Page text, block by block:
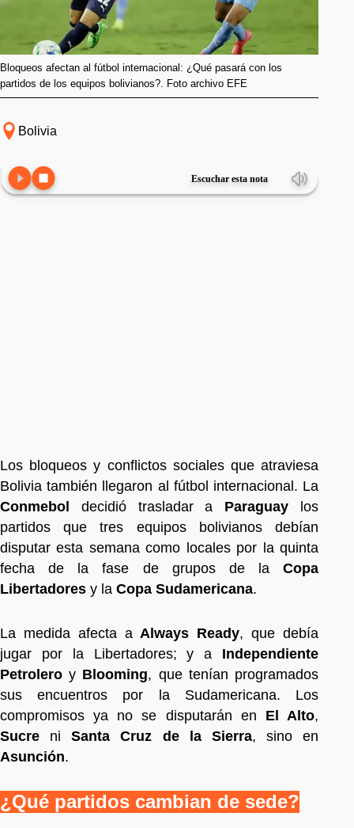
Bloqueos afectan al fútbol internacional: ¿Qué pasará con los
partidos de los equipos bolivianos?. Foto archivo EFE
Bolivia
Escuchar esta nota
Los bloqueos y conflictos sociales que atraviesa
Bolivia también llegaron al fútbol internacional. La
Conmebol decidió trasladar a Paraguay los
partidos que tres equipos bolivianos debían
disputar esta semana como locales por la quinta
fecha de la fase de grupos de la Copa
Libertadores y la Copa Sudamericana.
La medida afecta a Always Ready, que debía
jugar por la Libertadores; y a Independiente
Petrolero y Blooming, que tenían programados
sus encuentros por la Sudamericana. Los
compromisos ya no se disputarán en El Alto,
Sucre niSanta Cruz de la Sierra, sino en
Asunción.
¿Qué partidos cambian de sede?